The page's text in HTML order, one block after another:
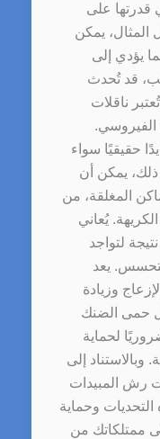
قدرتها على
المثال، يمكن
يؤدي إلى
قد تُحدث
ناقلات
الفيروسي.
حقيقيًا سواء
ذلك، يمكن أن
المغلقة، من
يُعاني
لتواجد
يعد
وزيادة
حمى الضنك
لحماية
وبالاستناد إلى
رش المبيدات
وحماية
ممتلكاتك من